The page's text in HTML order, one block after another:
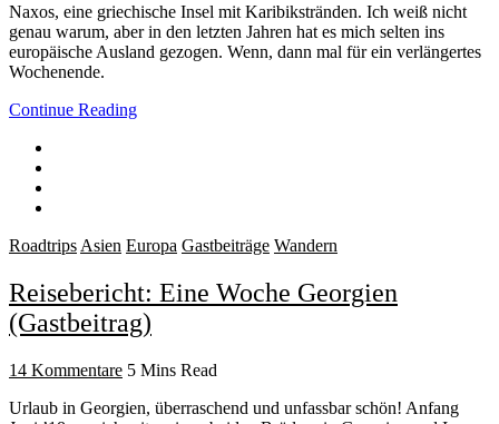
Naxos, eine griechische Insel mit Karibikstränden. Ich weiß nicht
genau warum, aber in den letzten Jahren hat es mich selten ins
europäische Ausland gezogen. Wenn, dann mal für ein verlängertes
Wochenende.
Continue Reading
Roadtrips Asien Europa Gastbeiträge Wandern
Reisebericht: Eine Woche Georgien
(Gastbeitrag)
14 Kommentare 5 Mins Read
Urlaub in Georgien, überraschend und unfassbar schön! Anfang